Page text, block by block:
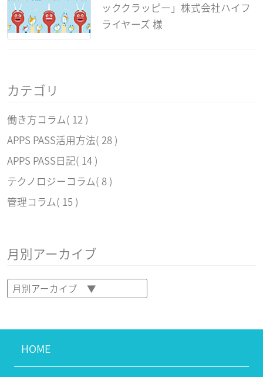
ッククラッピー」株式会社ハイフ
ライヤーズ 様
カテゴリ
働き方コラム( 12 )
APPS PASS活用方法( 28 )
APPS PASS日記( 14 )
テクノロジーコラム( 8 )
管理コラム( 15 )
月別アーカイブ
HOME